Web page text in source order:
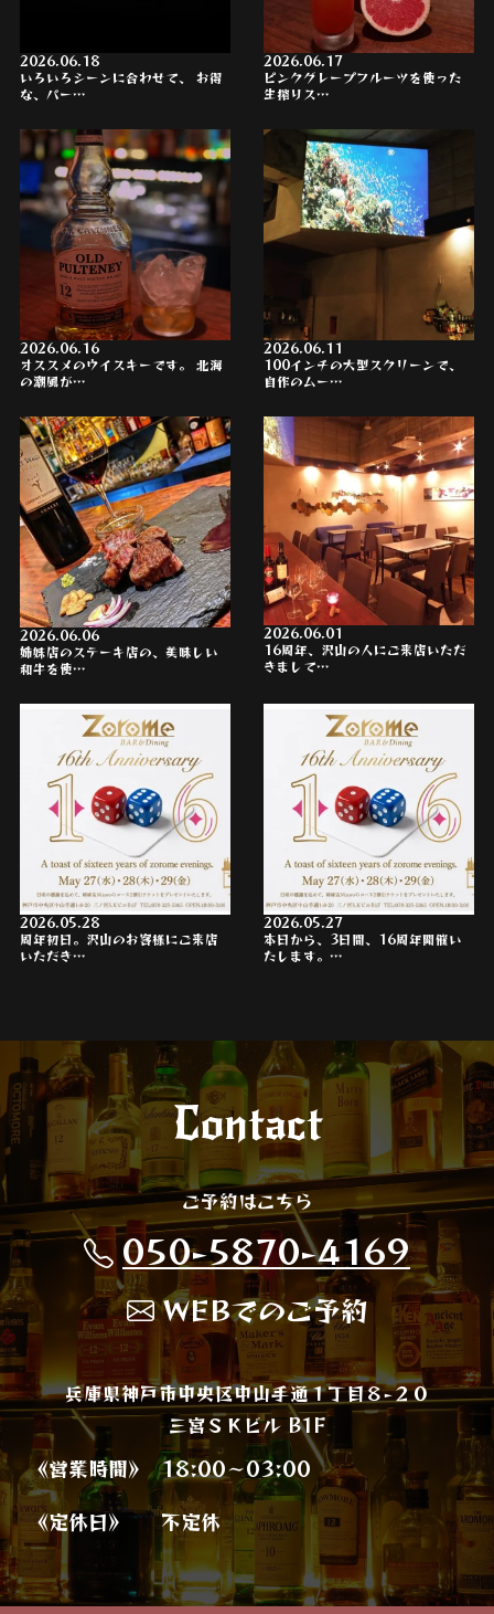
2026.06.18
いろいろシーンに合わせて、 お得
な、パー…
2026.06.17
ピンクグレープフルーツを使った
生搾りス…
2026.06.16
オススメのウイスキーです。 北海
の潮風が…
2026.06.11
100インチの大型スクリーンで、
自作のムー…
2026.06.06
姉妹店のステーキ店の、美味しい
和牛を使…
2026.06.01
16周年、沢山の人にご来店いただ
きまして…
2026.05.28
周年初日。沢山のお客様にご来店
いただき…
2026.05.27
本日から、3日間、16周年開催い
たします。…
Contact
ご予約はこちら
050-5870-4169
WEBでのご予約
兵庫県神戸市中央区中山手通１丁目８−２０
三宮ＳＫビル B1F
《営業時間》
18:00～03:00
《定休日》
不定休